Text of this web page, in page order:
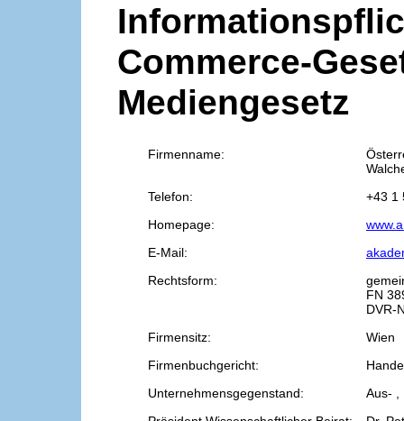
Commerce-
Mediengesetz
Firmenname:
Telefon:
+43 1
Homepage:
E-Mail:
Rechtsform:
FN
DVR-
Firmensitz:
Wien
Firmenbuchgericht:
Unternehmensgegenstand:
Aus- ,